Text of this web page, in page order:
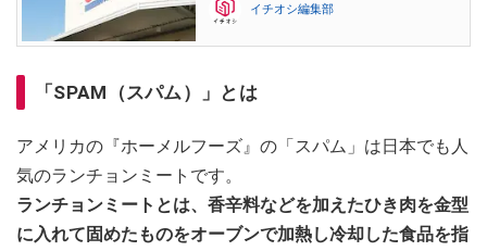
イチオシ編集部
「SPAM（スパム）」とは
アメリカの『ホーメルフーズ』の「スパム」は日本でも人
気のランチョンミートです。
ランチョンミートとは、香辛料などを加えたひき肉を金型
に入れて固めたものをオーブンで加熱し冷却した食品を指